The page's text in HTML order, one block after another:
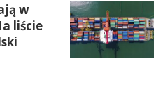
w
liście